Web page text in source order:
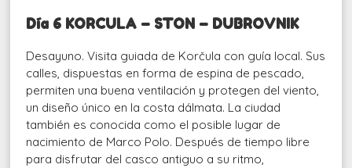
Día 6 KORCULA – STON – DUBROVNIK
Desayuno. Visita guiada de Korčula con guía local. Sus
calles, dispuestas en forma de espina de pescado,
permiten una buena ventilación y protegen del viento,
un diseño único en la costa dálmata. La ciudad
también es conocida como el posible lugar de
nacimiento de Marco Polo. Después de tiempo libre
para disfrutar del casco antiguo a su ritmo,